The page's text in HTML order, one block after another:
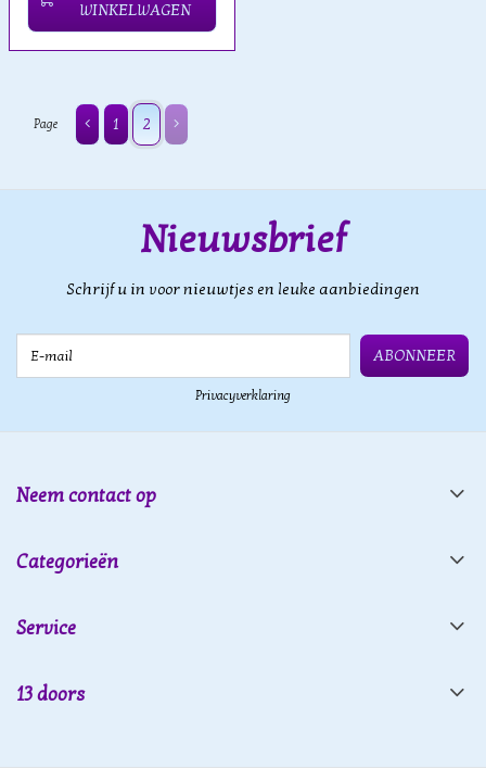
WINKELWAGEN
Page 1 2
Nieuwsbrief
Schrijf u in voor nieuwtjes en leuke aanbiedingen
ABONNEER
Privacyverklaring
Neem contact op
Categorieën
Service
13 doors